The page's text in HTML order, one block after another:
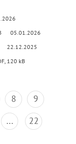
05.01.2026
22.12.2025
120 kB
8
9
... 22